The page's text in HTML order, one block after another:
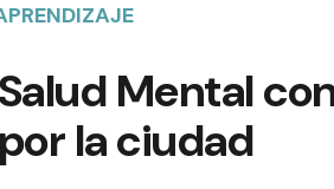
Mental
la ciudad